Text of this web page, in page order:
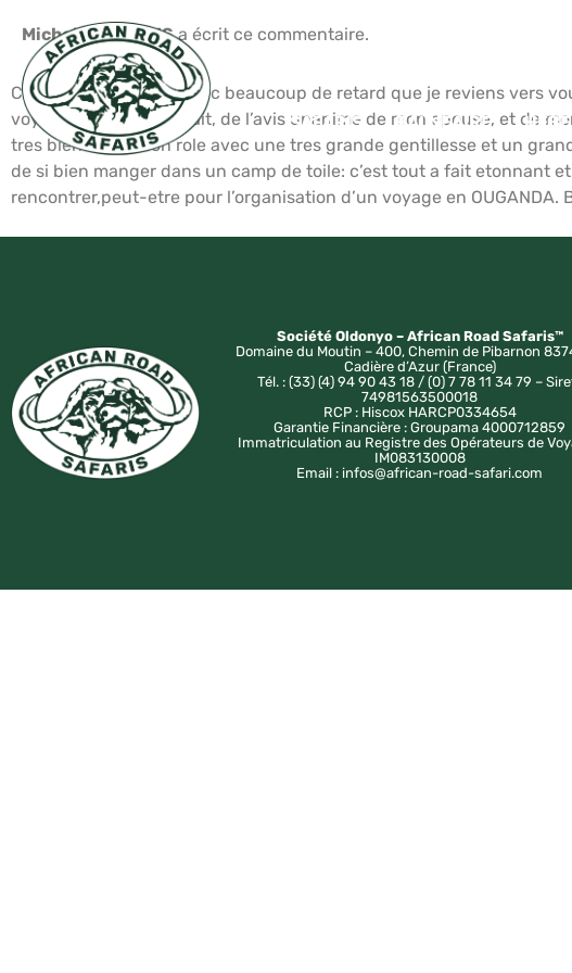
SAFARIS BALNÉAIRE
Michel MARQUAISa écrit ce commentaire.
Cher Monsieur. C’est avec beaucoup de retard que je reviens vers
voyage,car ce fut parfait, de l’avis unanime de mon epouse, et de
tres bien rempli son role avec une tres grande gentillesse et un
de si bien manger dans un camp de toile: c’est tout a fait etonnant
rencontrer,peut-etre pour l’organisation d’un voyage en OUGANDA.
Société Oldonyo – African Road Safaris™
Domaine du Moutin – 400, Chemin de Pibarnon
Cadière d’Azur (France)
Tél. : (33) (4) 94 90 43 18 / (0) 7 78 11 34 79 –
74981563500018
RCP : Hiscox HARCP0334654
Garantie Financière : Groupama 4000712859
Immatriculation au Registre des Opérateurs de
IM083130008
Email : infos@african-road-safari.com